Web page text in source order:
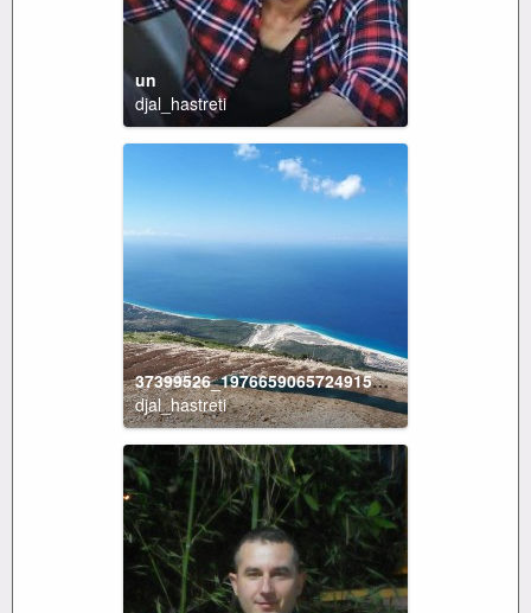
un
djal_hastreti
37399526_1976659065724915_9097115460234641408_n
djal_hastreti